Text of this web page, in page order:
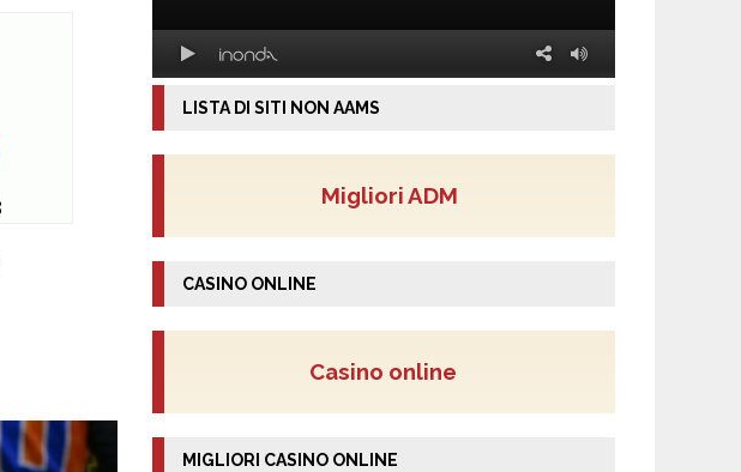
LISTA DI SITI NON AAMS
Migliori ADM
CASINO ONLINE
Casino online
MIGLIORI CASINO ONLINE